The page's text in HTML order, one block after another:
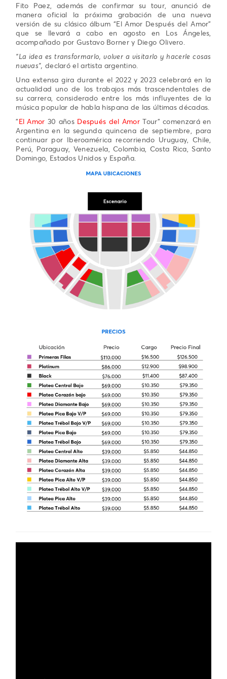
Fito Paez, además de confirmar su tour, anunció de
manera oficial la próxima grabación de una nueva
versión de su clásico álbum “El Amor Después del Amor”
que se llevará a cabo en agosto en Los Ángeles,
acompañado por Gustavo Borner y Diego Olivero.
“La idea es transformarlo, volver a visitarlo y hacerle cosas
nuevas”, declaró el artista argentino.
Una extensa gira durante el 2022 y 2023 celebrará en la
actualidad uno de los trabajos más trascendentales de
su carrera, considerado entre los más influyentes de la
música popular de habla hispana de las últimas décadas.
"El Amor 30 años Después del AmorTour" comenzará en
Argentina en la segunda quincena de septiembre, para
continuar por Iberoamérica recorriendo Uruguay, Chile,
Perú, Paraguay, Venezuela, Colombia, Costa Rica, Santo
Domingo, Estados Unidos y España.